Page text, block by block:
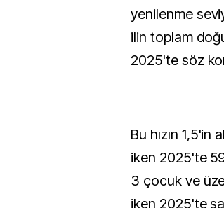
yenilenme
ilin toplam
2025'te söz
Bu hızın 1,5'in
iken 2025'te
3 çocuk ve
iken 2025'te